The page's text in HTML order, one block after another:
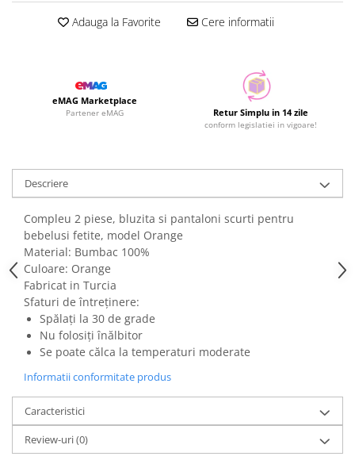
Adauga la Favorite Cere informatii
eMAG Marketplace
Partener eMAG Retur Simplu in 14 zile
conform legislatiei in vigoare!
Descriere
Compleu 2 piese, bluzita si pantaloni scurti pentru
bebelusi fetite, model Orange
Material: Bumbac 100%
Culoare: Orange
Fabricat in Turcia
Sfaturi de întreținere:
Spălați la 30 de grade
Nu folosiți înălbitor
Se poate călca la temperaturi moderate
Informatii conformitate produs
Caracteristici
Review-uri(0)